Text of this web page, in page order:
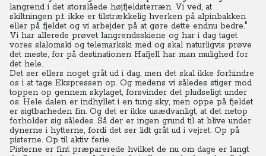
langrend i det storslåede højfjeldsterræn. Vi ved, at
skiltningen p.t. ikke er tilstrækkelig hverken på alpinbakken
eller på fjeldet og vi arbejder på at gøre dette endnu bedre."
Vi har allerede prøvet langrendsskiene og har i dag taget
vores slalomski og telemarkski med og skal naturligvis prøve
det meste, for på destinationen Hafjell har man mulighed for
det hele.
Det ser ellers noget gråt ud i dag, men det skal ikke forhindre
os i at tage Ekspressen op. Og medens vi således stiger mod
toppen op gennem skylaget, forsvinder det pludseligt under
os. Hele dalen er indhyllet i en tung sky, men oppe på fjeldet
er sigtbarheden fin. Og det er ikke usædvanligt, at det netop
forholder sig således. Så der er ingen grund til at blive under
dynerne i hytterne, fordi det ser lidt gråt ud i vejret. Op på
pisterne. Op til aktiv ferie.
Pisterne er fint præparerede hvilket de nu om dage er langt